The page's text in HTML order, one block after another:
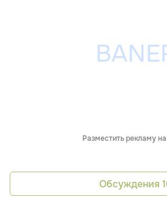
Разместить рекламу
Обсуждения